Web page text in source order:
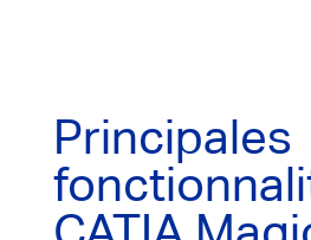
Principales